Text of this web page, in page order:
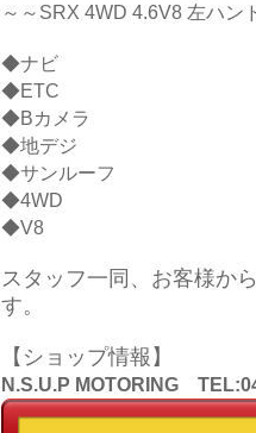
～～SRX 4WD 4.6V8 左ハン
◆ナビ
◆ETC
◆Bカメラ
◆地デジ
◆サンルーフ
◆4WD
◆V8
スタッフ一同、お客様か
す。
【ショップ情報】
N.S.U.P MOTORING